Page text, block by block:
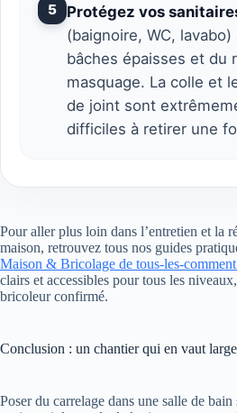
5
Protégez vos
(baignoire, WC, lavabo)
bâches épaisses et du
masquage. La colle et
de joint sont
difficiles à retirer une
Pour aller plus loin dans l’entretien et la
maison, retrouvez tous nos guides
Maison & Bricolage de tous-les-
clairs et accessibles pour tous les
bricoleur confirmé.
Conclusion : un chantier qui en vaut
Poser du carrelage dans une salle de bain